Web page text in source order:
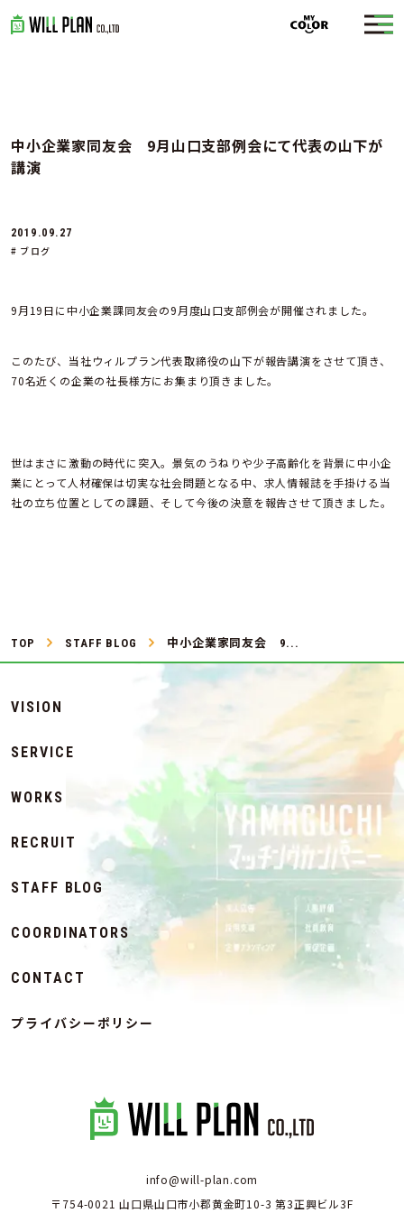
中小企業家同友会 9月山口支部例会にて代表の山下が
講演
2019.09.27
# ブログ
9月19日に中小企業課同友会の9月度山口支部例会が開催されました。
このたび、当社ウィルプラン代表取締役の山下が報告講演をさせて頂き、
70名近くの企業の社長様方にお集まり頂きました。
世はまさに激動の時代に突入。景気のうねりや少子高齢化を背景に中小企
業にとって人材確保は切実な社会問題となる中、求人情報誌を手掛ける当
社の立ち位置としての課題、そして今後の決意を報告させて頂きました。
TOP STAFF BLOG 中小企業家同友会 9...
VISION
SERVICE
WORKS
RECRUIT
STAFF BLOG
COORDINATORS
CONTACT
プライバシーポリシー
info@will-plan.com
〒754-0021 山口県山口市小郡黄金町10-3 第3正興ビル3F